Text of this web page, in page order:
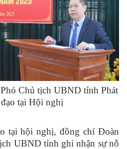
Chủ tịch UBND tỉnh Phát
tại Hội nghị
tại hội nghị, đồng chí Đoàn
UBND tỉnh ghi nhận sự nỗ